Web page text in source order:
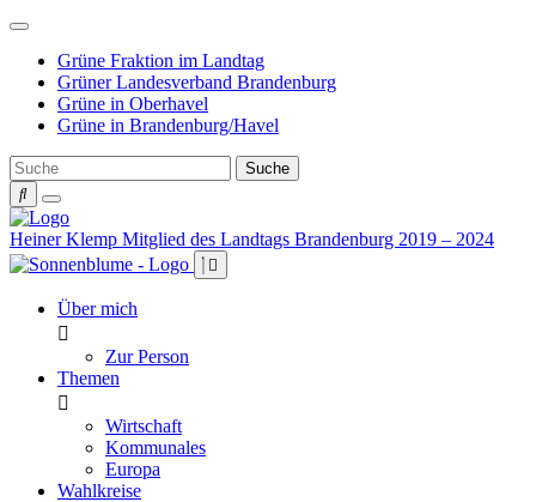
Weiter
Inhalt
Grüne Fraktion im Landtag
Grüner Landesverband Brandenburg
Grüne in Oberhavel
Grüne in Brandenburg/Havel
Heiner Klemp Mitglied des Landtags Brandenburg 2019 – 2024
Über mich
Zur Person
Themen
Wirtschaft
Kommunales
Europa
Wahlkreise